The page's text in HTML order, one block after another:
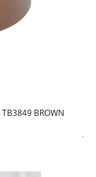
TB3849 BROWN